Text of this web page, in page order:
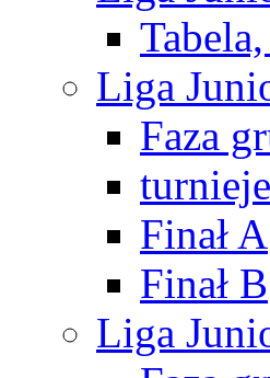
Liga
Faza
Finał A
Finał B
Liga